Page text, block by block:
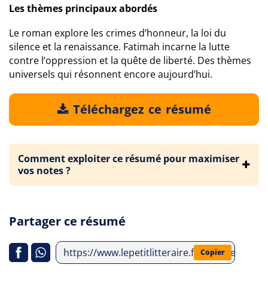
Les thèmes principaux abordés
Le roman explore les crimes d’honneur, la loi du
silence et la renaissance. Fatimah incarne la lutte
contre l’oppression et la quête de liberté. Des thèmes
universels qui résonnent encore aujourd’hui.
Téléchargez ce résumé
Comment exploiter ce résumé pour maximiser
vos notes ?
Partager ce résumé
https://www.lepetitlitteraire.fr/analyses-
Copier